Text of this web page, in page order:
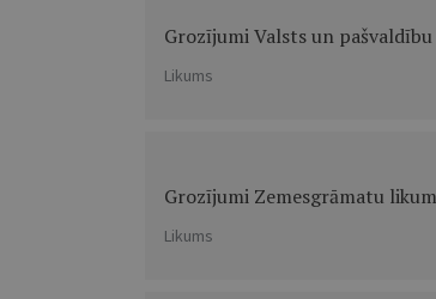
Grozījumi Valsts un
Likums
Grozījumi Zemesgrāmatu
Likums